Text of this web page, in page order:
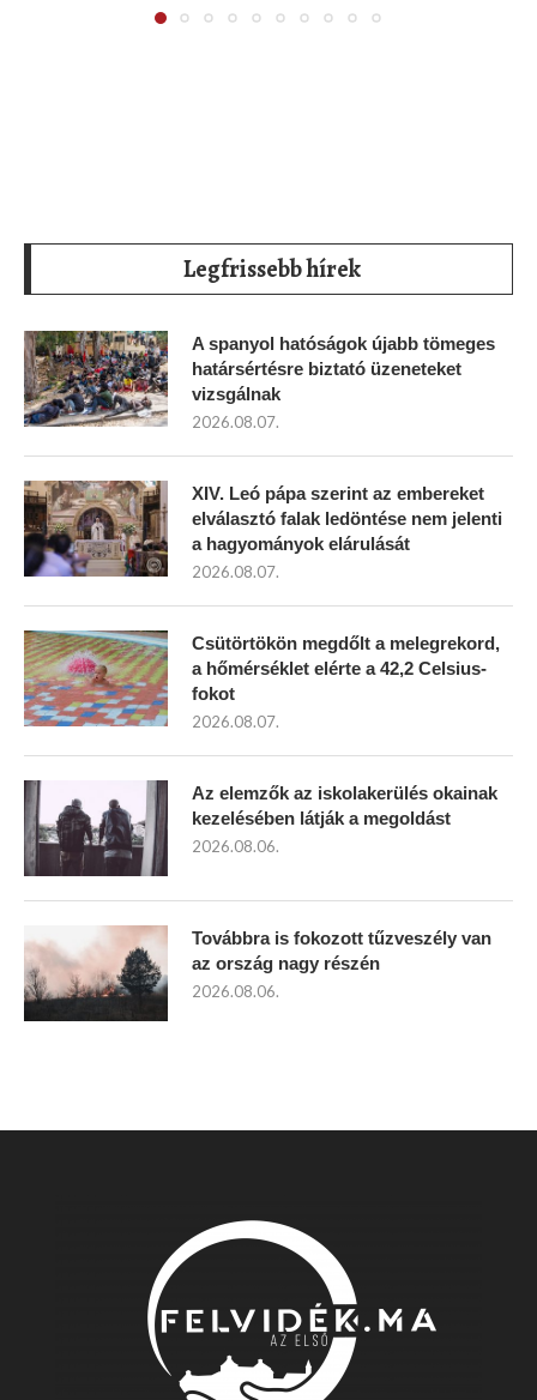
Legfrissebb hírek
A spanyol hatóságok újabb tömeges
határsértésre biztató üzeneteket
vizsgálnak
2026.08.07.
XIV. Leó pápa szerint az embereket
elválasztó falak ledöntése nem jelenti
a hagyományok elárulását
2026.08.07.
Csütörtökön megdőlt a melegrekord,
a hőmérséklet elérte a 42,2 Celsius-
fokot
2026.08.07.
Az elemzők az iskolakerülés okainak
kezelésében látják a megoldást
2026.08.06.
Továbbra is fokozott tűzveszély van
az ország nagy részén
2026.08.06.